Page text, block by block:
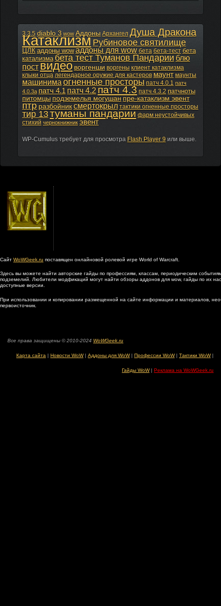
3.3.5 diablo 3 wow Аддоны Архангел Душа Дракона
Катаклизм Рубиновое святилище
ЦЛК аддоны wow аддоны для wow бета бета-тест бета
катализма бета тест Туманов Пандарии блю
поствидео воргенши воргены клиент катаклизма
клыки отца легендарное оружие для кастеров маунт маунты
машинима огненные просторы патч 4.0.1 патч
4.0.3а патч 4.1 патч 4.2 патч 4.3 патч 4.3.2 патчноты
питомцы подземелья могушанпре-катаклизм эвент
птр разбойниксмертокрыл тактики огненные просторы
тир 13туманы пандарии фарм неустойчивых
стихий чернокнижник эвент
WP-Cumulus требует для просмотра Flash Player 9 или выше.
Сайт WoWGeek.ru поставящен онлайновой ролевой игре World of Warcraft.
Здесь вы можете найти авторские гайды по профессиям, классам, периодическим
подземелий. Любители модфикаций могут найти обзоры аддонов для wow, гайды по их
доступные версии.
При использовании и копировании размещенной на сайте информации и материалов,
первоисточник.
Все права защищены © 2010-2024 WoWGeek.ru
Карта сайта | Новости WoW| Аддоны для WoW| Профессии WoW| Тактики WoW|
Гайды WoW| Реклама на WoWGeek.ru